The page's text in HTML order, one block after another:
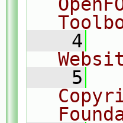
    4
    5